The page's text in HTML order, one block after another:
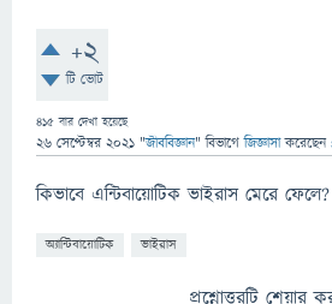
+2
টি ভোট
415 বার দেখা হয়েছে
26 সেপ্টেম্বর 2021 "জীববিজ্ঞান" বিভাগে জিজ্ঞাসাকরেছেন
কিভাবে এন্টিবায়োটিক ভাইরাস মেরে ফেলে?
অ্যান্টিবায়োটিক ভাইরাস
প্রশ্নোত্তরটি শেয়ার